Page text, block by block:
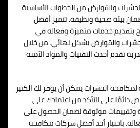
والقوارض من الخطوات الأساسية
بيئة صحية ونظيفة. تتميز أفضل
بتقديم خدمات متميزة وفعالة في
والقوارض بشكل نهائي. من خلال
تقدم أحدث التقنيات والمواد الآمنة
لمكافحة الحشرات يمكن أن يوفر لك الكثير
دائمًا على التأكد من اعتمادك على
موثوقة لضمان الحصول على
باختيار أحد أفضل شركات مكافحة